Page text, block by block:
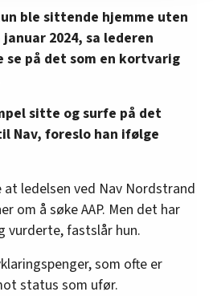
Disse er angitt i
denne siden.
ble sittende hjemme uten
2024, sa lederen
se på det som en kortvarig
sitte og surfe på det
Nav, foreslo han ifølge
at ledelsen ved Nav Nordstrand
om å søke AAP. Men det har
vurderte, fastslår hun.
som ofte er
status som ufør.